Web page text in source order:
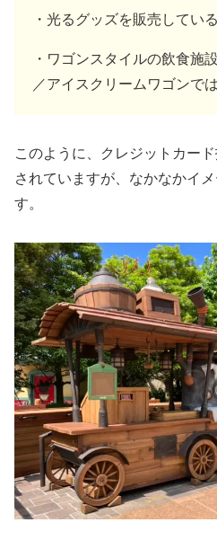
・光るグッズを販売してい
・ワゴンスタイルの飲食施
／アイスクリームワゴンで
このように、クレジットカー
されていますが、なかなかイ
す。